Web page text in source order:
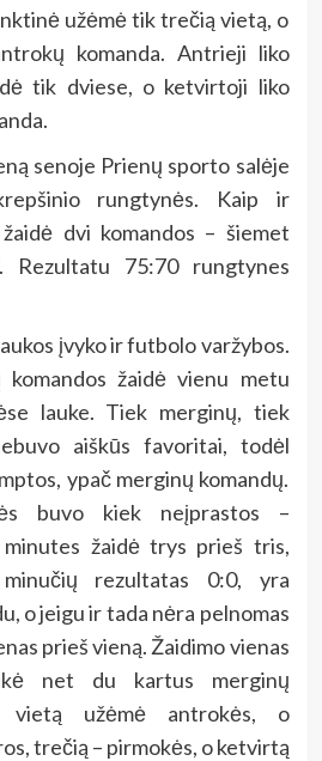
užėmė tik trečią vietą, o
komanda. Antrieji liko
tik dviese, o ketvirtoji liko
senoje Prienų sporto salėje
rungtynės. Kaip ir
dvi komandos – šiemet
Rezultatu 75:70 rungtynes
įvyko ir futbolo varžybos.
žaidė vienu metu
lauke. Tiek merginų, tiek
aiškūs favoritai, todėl
ypač merginų komandų.
buvo kiek neįprastos –
minutes žaidė trys prieš tris,
rezultatas 0:0, yra
o jeigu ir tada nėra pelnomas
prieš vieną. Žaidimo vienas
net du kartus merginų
vietą užėmė antrokės, o
trečią – pirmokės, o ketvirtą